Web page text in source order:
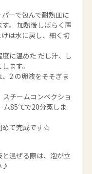
ーで包んで耐熱皿に
。 加熱後しばらく置
は水に戻し、細く切
に温めた だし汁、し
ます。
2 の卵液をそそぎま
チームコンベクショ
ム85℃で20分蒸しま
めて完成です☆
混ぜる際は、泡が立
♪